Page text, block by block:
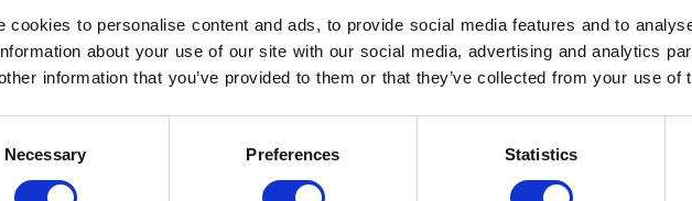
cookies to personalise content and ads, to provide social media features and to
about your use of our site with our social media, advertising and analytics
information that you’ve provided to them or that they’ve collected from your use of
Necessary Preferences Statistics
till Tehuset Javas villkor.Läs mer
gäller endast online på Tehusetjava.se. Rabatten fungerar endast